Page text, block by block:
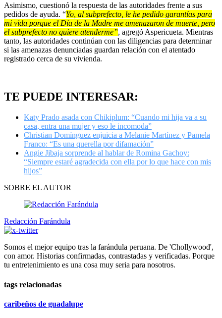
Asimismo, cuestionó la respuesta de las autoridades frente a sus
pedidos de ayuda. “Yo, al subprefecto, le he pedido garantías para
mi vida porque el Día de la Madre me amenazaron de muerte, pero
el subprefecto no quiere atenderme”, agregó Aspericueta. Mientras
tanto, las autoridades continúan con las diligencias para determinar
si las amenazas denunciadas guardan relación con el atentado
registrado cerca de su vivienda.
TE PUEDE INTERESAR:
Katy Prado asada con Chikiplum: “Cuando mi hija va a su
casa, entra una mujer y eso le incomoda”
Christian Domínguez enjuicia a Melanie Martínez y Pamela
Franco: “Es una querella por difamación”
Angie Jibaja sorprende al hablar de Romina Gachoy:
“Siempre estaré agradecida con ella por lo que hace con mis
hijos”
SOBRE EL AUTOR
Redacción Farándula
Somos el mejor equipo tras la farándula peruana. De 'Chollywood',
con amor. Historias confirmadas, contrastadas y verificadas. Porque
tu entretenimiento es una cosa muy seria para nosotros.
tags relacionadas
caribeños de guadalupe